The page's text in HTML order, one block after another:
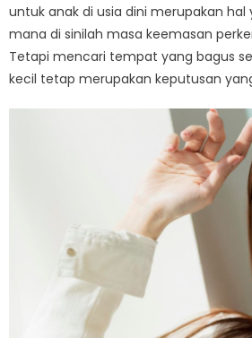
untuk anak di usia dini merupakan
mana di sinilah masa keemasan
Tetapi mencari tempat yang bagus
kecil tetap merupakan keputusan